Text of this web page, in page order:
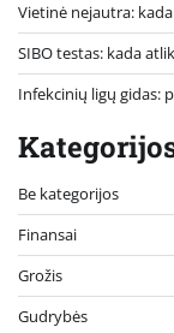
Vietinė nejautra:
SIBO testas: kada
Infekcinių ligų gidas:
Be kategorijos
Finansai
Grožis
Gudrybės